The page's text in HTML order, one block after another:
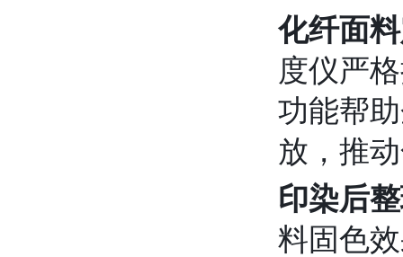
化纤面
度仪严
功能帮
放，推
印染后
料固色